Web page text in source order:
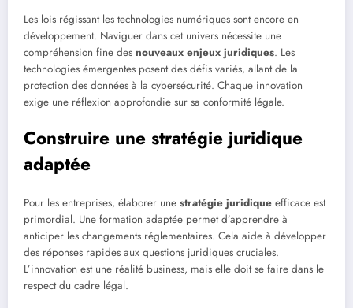
Les lois régissant les technologies numériques sont encore en
développement. Naviguer dans cet univers nécessite une
compréhension fine des nouveaux enjeux juridiques. Les
technologies émergentes posent des défis variés, allant de la
protection des données à la cybersécurité. Chaque innovation
exige une réflexion approfondie sur sa conformité légale.
Construire une stratégie juridique
adaptée
Pour les entreprises, élaborer une stratégie juridique efficace est
primordial. Une formation adaptée permet d’apprendre à
anticiper les changements réglementaires. Cela aide à développer
des réponses rapides aux questions juridiques cruciales.
L’innovation est une réalité business, mais elle doit se faire dans le
respect du cadre légal.